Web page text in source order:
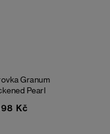
Granum
Pearl
Kč